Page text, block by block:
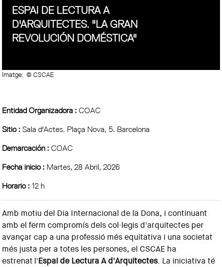
ESPAI DE LECTURA A
D'ARQUITECTES. "LA GRAN
REVOLUCIÓN DOMÉSTICA"
Imatge: © CSCAE
Entidad Organizadora :COAC
Sitio :Sala d'Actes. Plaça Nova, 5. Barcelona
Demarcación :COAC
Fecha inicio : Martes, 28 Abril, 2026
Horario :12 h
Amb motiu del Dia Internacional de la Dona, i continuant
amb el ferm compromís dels col·legis d'arquitectes per
avançar cap a una professió més equitativa i una societat
més justa per a totes les persones, el CSCAE ha
estrenat l'Espai de Lectura A d'Arquitectes. La iniciativa té